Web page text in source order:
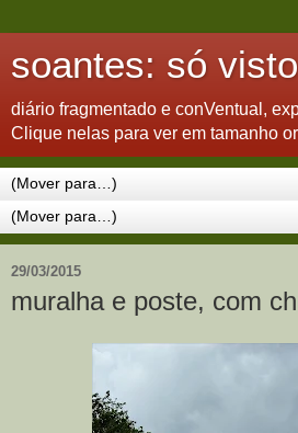
soantes: só visto
diário fragmentado e conVentual,
Clique nelas para ver em tamanho
29/03/2015
muralha e poste, com